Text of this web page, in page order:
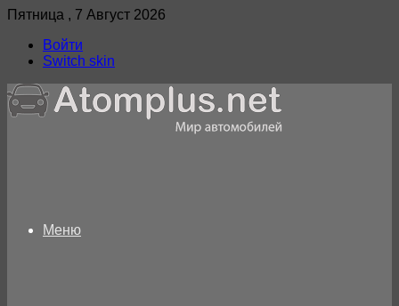
Пятница , 7 Август 2026
Войти
Switch skin
Меню